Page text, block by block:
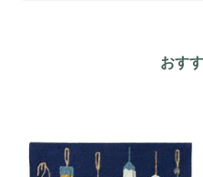
おす